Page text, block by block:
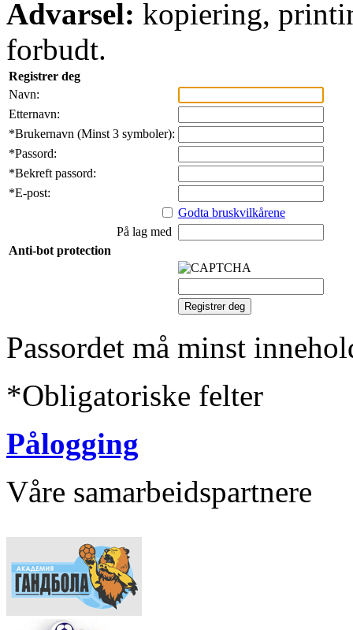
Advarsel: kopiering,
forbudt.
Registrer deg
Navn:
Etternavn:
*Brukernavn (Minst 3 symboler):
*Passord:
*Bekreft passord:
*E-post:
Godta bruskvilkårene
På lag med
Anti-bot protection
Passordet må minst
*Obligatoriske felter
Pålogging
Våre samarbeidspartnere